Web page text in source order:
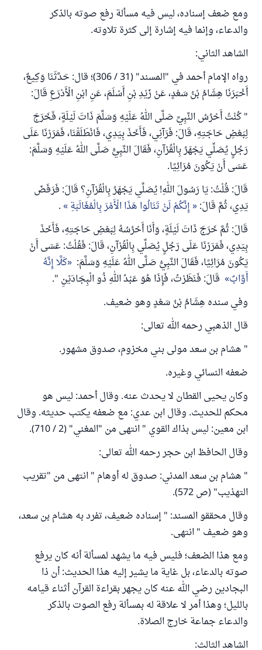
ومع ضعف إسناده، ليس فيه مسألة رفع صوته بالذكر
والدعاء، وإنما فيه إشارة إلى كثرة تلاوته.
الشاهد الثاني:
رواه الإمام أحمد في "المسند" (31 / 306)؛ قال: حَدَّثَنَا وَكِيعٌ،
أَخْبَرَنَا هِشَامُ بْنُ سَعْدٍ، عَنْ زَيْدِ بْنِ أَسْلَمَ، عَنِ ابْنِ الْأَدْرَعِ قَالَ:
" كُنْتُ أَحْرُسُ النَّبِيَّ صَلَّى اللهُ عَلَيْهِ وَسَلَّمَ ذَاتَ لَيْلَةٍ، فَخَرَجَ
لِبَعْضِ حَاجَتِهِ، قَالَ: فَرَآنِي، فَأَخَذَ بِيَدِي، فَانْطَلَقْنَا، فَمَرَرْنَا عَلَى
رَجُلٍ يُصَلِّي يَجْهَرُ بِالْقُرْآنِ، فَقَالَ النَّبِيُّ صَلَّى اللهُ عَلَيْهِ وَسَلَّمَ:
عَسَى أَنْ يَكُونَ مُرَائِيًا.
قَالَ: قُلْتُ: يَا رَسُولَ اللهِ! يُصَلِّي يَجْهَرُ بِالْقُرْآنِ؟ قَالَ: فَرَفَضَ
يَدِي، ثُمَّ قَالَ: إِنَّكُمْ لَنْ تَنَالُوا هَذَا الْأَمْرَ بِالْمُغَالَبَةِ .
قَالَ: ثُمَّ خَرَجَ ذَاتَ لَيْلَةٍ، وَأَنَا أَحْرُسُهُ لِبَعْضِ حَاجَتِهِ، فَأَخَذَ
بِيَدِي، فَمَرَرْنَا عَلَى رَجُلٍ يُصَلِّي بِالْقُرْآنِ، قَالَ: فَقُلْتُ: عَسَى أَنْ
يَكُونَ مُرَائِيًا، فَقَالَ النَّبِيُّ صَلَّى اللهُ عَلَيْهِ وَسَلَّمَ: كَلَّا إِنَّهُ
أَوَّابٌ قَالَ: فَنَظَرْتُ، فَإِذَا هُوَ عَبْدُ اللهِ ذُو الْبِجَادَيْنِ ".
وفي سنده هِشَامُ بْنُ سَعْدٍ وهو ضعيف.
قال الذهبي رحمه الله تعالى:
" هشام بن سعد مولى بني مخزوم، صدوق مشهور.
ضعفه النسائي وغيره.
وكان يحيى القطان لا يحدث عنه. وقال أحمد: ليس هو
محكم للحديث. وقال ابن عدي: مع ضعفه يكتب حديثه. وقال
ابن معين: ليس بذاك القوي " انتهى من "المغني" (2 / 710).
وقال الحافظ ابن حجر رحمه الله تعالى:
" هشام بن سعد المدني: صدوق له أوهام " انتهى من "تقريب
التهذيب" (ص 572).
وقال محققو المسند: " إسناده ضعيف، تفرد به هشام بن سعد،
وهو ضعيف " انتهى.
ومع هذا الضعف؛ فليس فيه ما يشهد لمسألة أنه كان يرفع
صوته بالدعاء، بل غاية ما يشير إليه هذا الحديث: أن ذا
البجادين رضي الله عنه كان يجهر بقراءة القرآن أثناء قيامه
بالليل؛ وهذا أمر لا علاقة له بمسألة رفع الصوت بالذكر
والدعاء جماعة خارج الصلاة.
الشاهد الثالث: